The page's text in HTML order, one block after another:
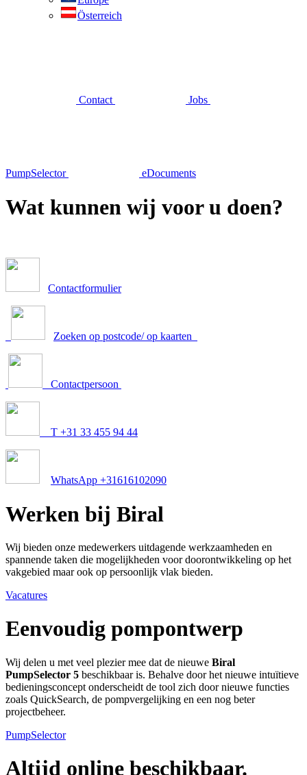
Österreich
Contact Jobs
PumpSelector eDocuments
Wat kunnen wij voor u doen?
Contactformulier
Zoeken op postcode/ op kaarten
Contactpersoon
T +31 33 455 94 44
WhatsApp +31616102090
Werken bij Biral
Wij bieden onze medewerkers uitdagende werkzaamheden en
spannende taken die mogelijkheden voor doorontwikkeling op het
vakgebied maar ook op persoonlijk vlak bieden.
Vacatures
Eenvoudig pompontwerp
Wij delen u met veel plezier mee dat de nieuwe Biral
PumpSelector 5 beschikbaar is. Behalve door het nieuwe intuïtieve
bedieningsconcept onderscheidt de tool zich door nieuwe functies
zoals QuickSearch, de pompvergelijking en een nog beter
projectbeheer.
PumpSelector
Altijd online beschikbaar.